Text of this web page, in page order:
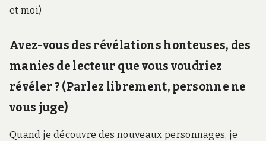
et moi)
Avez-vous des révélations honteuses, des
manies de lecteur que vous voudriez
révéler ? (Parlez librement, personne ne
vous juge)
Quand je découvre des nouveaux personnages, je